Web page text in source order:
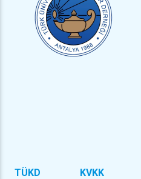
TÜKD KVKK